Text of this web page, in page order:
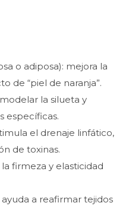
o adiposa): mejora la
de “piel de naranja”.
modelar la silueta y
específicas.
el drenaje linfático,
de toxinas.
la firmeza y elasticidad
ayuda a reafirmar tejidos